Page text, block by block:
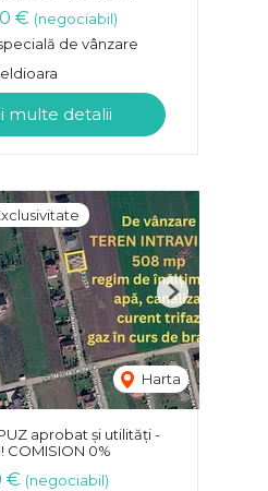
€ (negociabil)
de vânzare
multe detalii
Harta
Next
aprobat și utilități -
COMISION 0%
€ (negociabil)